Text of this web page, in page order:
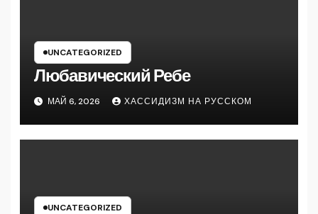
UNCATEGORIZED
Любавический Ребе
МАЙ 6, 2026 ХАССИДИЗМ НА РУССКОМ
UNCATEGORIZED